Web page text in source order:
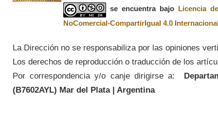
se encuentra bajo
Licencia
NoComercial-CompartirIgual 4.0
La Dirección no se responsabiliza por las opiniones
Los derechos de reproducción o traducción de los
Por correspondencia y/o canje dirigirse a:
(B7602AYL) Mar del Plata | Argentina